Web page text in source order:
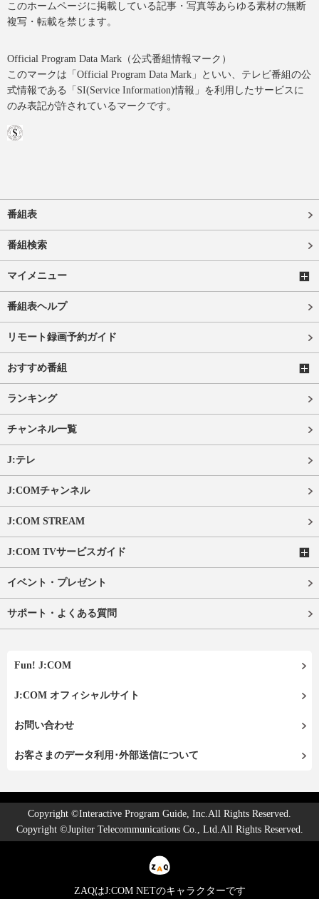
このホームページに掲載している記事・写真等あらゆる素材の無断
複写・転載を禁じます。
Official Program Data Mark（公式番組情報マーク）
このマークは「Official Program Data Mark」といい、テレビ番組の公
式情報である「SI(Service Information)情報」を利用したサービスに
のみ表記が許されているマークです。
番組表
番組検索
マイメニュー
番組表ヘルプ
リモート録画予約ガイド
おすすめ番組
ランキング
チャンネル一覧
J:テレ
J:COMチャンネル
J:COM STREAM
J:COM TVサービスガイド
イベント・プレゼント
サポート・よくある質問
Fun! J:COM
J:COM オフィシャルサイト
お問い合わせ
お客さまのデータ利用･外部送信について
Copyright ©Interactive Program Guide, Inc.All Rights Reserved.
Copyright ©Jupiter Telecommunications Co., Ltd.All Rights Reserved.
ZAQはJ:COM NETのキャラクターです